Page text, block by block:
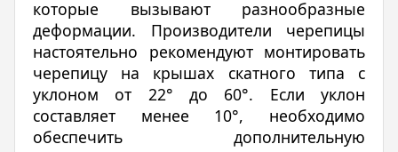
которые вызывают разнообразные
деформации. Производители черепицы
настоятельно рекомендуют монтировать
черепицу на крышах скатного типа с
уклоном от 22° до 60°. Если уклон
составляет менее 10°, необходимо
обеспечить дополнительную